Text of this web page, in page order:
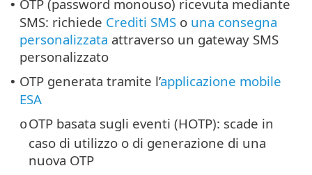
• OTP (password monouso) ricevuta mediante
SMS: richiede Crediti SMS o una consegna
personalizzata attraverso un gateway SMS
personalizzato
• OTP generata tramite l’applicazione mobile
ESA
oOTP basata sugli eventi (HOTP): scade in
caso di utilizzo o di generazione di una
nuova OTP